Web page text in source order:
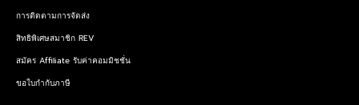
การติดตามการจัดส่ง
สิทธิพิเศษสมาชิก REV
สมัคร Affiliate รับค่าคอมมิชชั่น
ขอใบกำกับภาษี